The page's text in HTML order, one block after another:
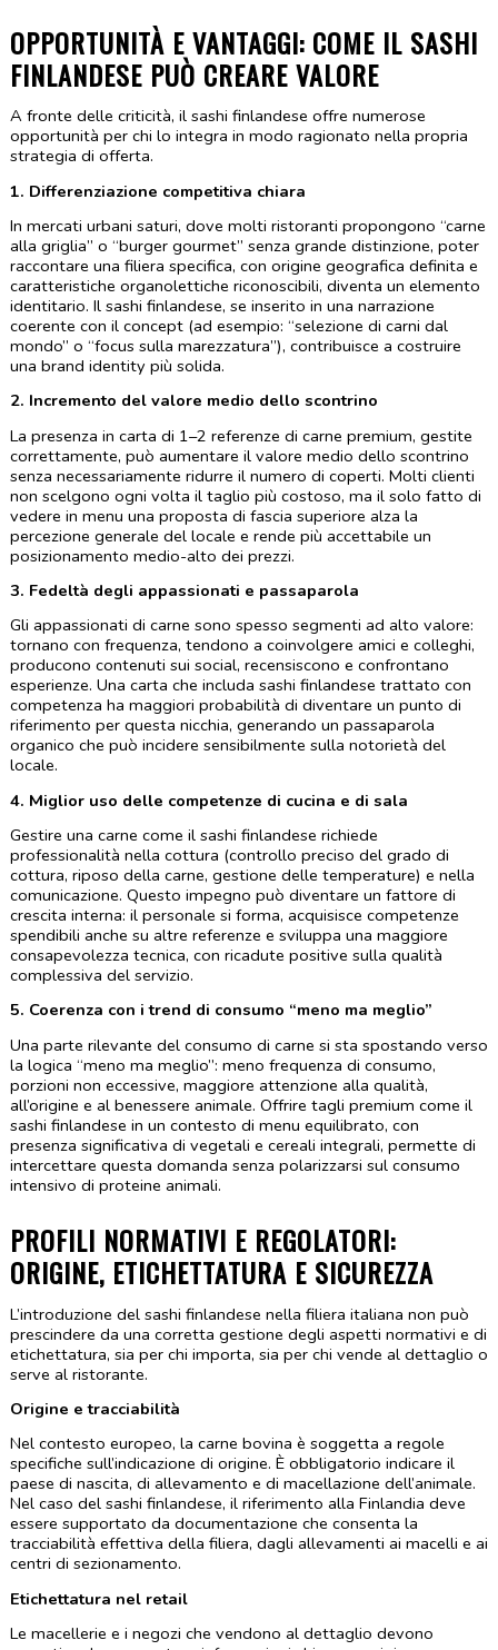
OPPORTUNITÀ E VANTAGGI: COME IL SASHI
FINLANDESE PUÒ CREARE VALORE
A fronte delle criticità, il sashi finlandese offre numerose
opportunità per chi lo integra in modo ragionato nella propria
strategia di offerta.
1. Differenziazione competitiva chiara
In mercati urbani saturi, dove molti ristoranti propongono “carne
alla griglia” o “burger gourmet” senza grande distinzione, poter
raccontare una filiera specifica, con origine geografica definita e
caratteristiche organolettiche riconoscibili, diventa un elemento
identitario. Il sashi finlandese, se inserito in una narrazione
coerente con il concept (ad esempio: “selezione di carni dal
mondo” o “focus sulla marezzatura”), contribuisce a costruire
una brand identity più solida.
2. Incremento del valore medio dello scontrino
La presenza in carta di 1–2 referenze di carne premium, gestite
correttamente, può aumentare il valore medio dello scontrino
senza necessariamente ridurre il numero di coperti. Molti clienti
non scelgono ogni volta il taglio più costoso, ma il solo fatto di
vedere in menu una proposta di fascia superiore alza la
percezione generale del locale e rende più accettabile un
posizionamento medio-alto dei prezzi.
3. Fedeltà degli appassionati e passaparola
Gli appassionati di carne sono spesso segmenti ad alto valore:
tornano con frequenza, tendono a coinvolgere amici e colleghi,
producono contenuti sui social, recensiscono e confrontano
esperienze. Una carta che includa sashi finlandese trattato con
competenza ha maggiori probabilità di diventare un punto di
riferimento per questa nicchia, generando un passaparola
organico che può incidere sensibilmente sulla notorietà del
locale.
4. Miglior uso delle competenze di cucina e di sala
Gestire una carne come il sashi finlandese richiede
professionalità nella cottura (controllo preciso del grado di
cottura, riposo della carne, gestione delle temperature) e nella
comunicazione. Questo impegno può diventare un fattore di
crescita interna: il personale si forma, acquisisce competenze
spendibili anche su altre referenze e sviluppa una maggiore
consapevolezza tecnica, con ricadute positive sulla qualità
complessiva del servizio.
5. Coerenza con i trend di consumo “meno ma meglio”
Una parte rilevante del consumo di carne si sta spostando verso
la logica “meno ma meglio”: meno frequenza di consumo,
porzioni non eccessive, maggiore attenzione alla qualità,
all’origine e al benessere animale. Offrire tagli premium come il
sashi finlandese in un contesto di menu equilibrato, con
presenza significativa di vegetali e cereali integrali, permette di
intercettare questa domanda senza polarizzarsi sul consumo
intensivo di proteine animali.
PROFILI NORMATIVI E REGOLATORI:
ORIGINE, ETICHETTATURA E SICUREZZA
L’introduzione del sashi finlandese nella filiera italiana non può
prescindere da una corretta gestione degli aspetti normativi e di
etichettatura, sia per chi importa, sia per chi vende al dettaglio o
serve al ristorante.
Origine e tracciabilità
Nel contesto europeo, la carne bovina è soggetta a regole
specifiche sull’indicazione di origine. È obbligatorio indicare il
paese di nascita, di allevamento e di macellazione dell’animale.
Nel caso del sashi finlandese, il riferimento alla Finlandia deve
essere supportato da documentazione che consenta la
tracciabilità effettiva della filiera, dagli allevamenti ai macelli e ai
centri di sezionamento.
Etichettatura nel retail
Le macellerie e i negozi che vendono al dettaglio devono